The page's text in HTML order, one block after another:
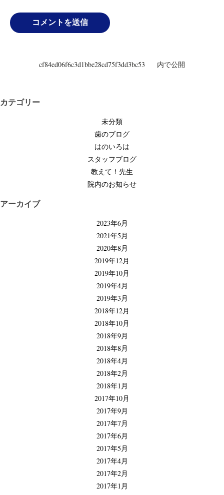
ビ
cf84ed06f6c3d1bbe28cd75f3dd3bc53 内で公開
カテゴリー
未分類
歯のブログ
はのいろは
スタッフブログ
教えて！先生
院内のお知らせ
アーカイブ
2023年6月
2021年5月
2020年8月
2019年12月
2019年10月
2019年4月
2019年3月
2018年12月
2018年10月
2018年9月
2018年8月
2018年4月
2018年2月
2018年1月
2017年10月
2017年9月
2017年7月
2017年6月
2017年5月
2017年4月
2017年2月
2017年1月